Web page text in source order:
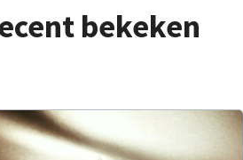
bekeken